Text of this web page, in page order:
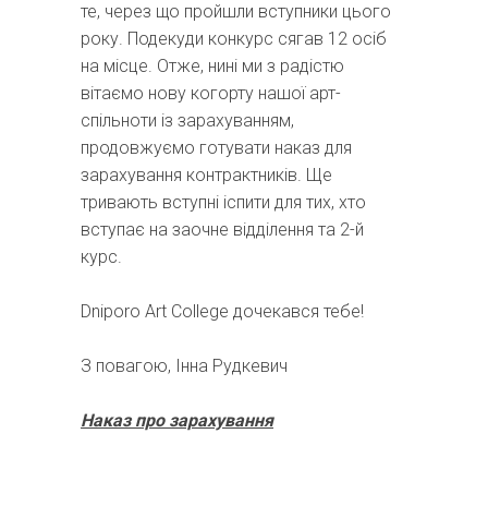
те, через що пройшли вступники цього
року. Подекуди конкурс сягав 12 осіб
на місце. Отже, нині ми з радістю
вітаємо нову когорту нашої арт-
спільноти із зарахуванням,
продовжуємо готувати наказ для
зарахування контрактників. Ще
тривають вступні іспити для тих, хто
вступає на заочне відділення та 2-й
курс.
Dniporo Art College дочекався тебе!
З повагою, Інна Рудкевич
Наказ про зарахування